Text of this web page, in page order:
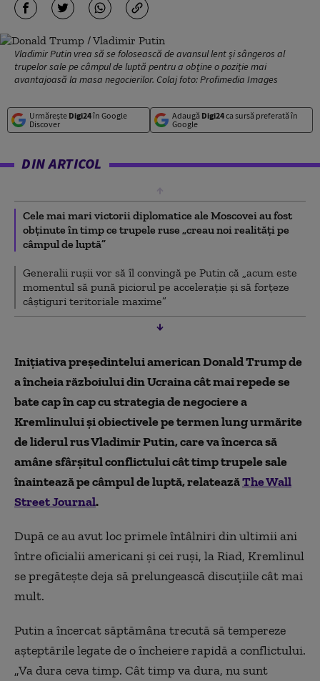
Vladimir Putin vrea să se folosească de avansul lent și sângeros al
trupelor sale pe câmpul de luptă pentru a obține o poziție mai
avantajoasă la masa negocierilor. Colaj foto: Profimedia Images
Urmărește Digi24în Google
Discover
Adaugă Digi24ca sursă preferată în
Google
DIN ARTICOL
Cele mai mari victorii diplomatice ale Moscovei au fost
obținute în timp ce trupele ruse „creau noi realități pe
câmpul de luptă”
Generalii rușii vor să îl convingă pe Putin că „acum este
momentul să pună piciorul pe accelerație și să forțeze
câștiguri teritoriale maxime”
Inițiativa președintelui american Donald Trump de
a încheia războiului din Ucraina cât mai repede se
bate cap în cap cu strategia de negociere a
Kremlinului și obiectivele pe termen lung urmărite
de liderul rus Vladimir Putin, care va încerca să
amâne sfârșitul conflictului cât timp trupele sale
înaintează pe câmpul de luptă, relateazăThe Wall
Street Journal.
După ce au avut loc primele întâlniri din ultimii ani
între oficialii americani și cei ruși, la Riad, Kremlinul
se pregătește deja să prelungească discuțiile cât mai
mult.
Putin a încercat săptămâna trecută să tempereze
așteptările legate de o încheiere rapidă a conflictului.
„Va dura ceva timp. Cât timp va dura, nu sunt